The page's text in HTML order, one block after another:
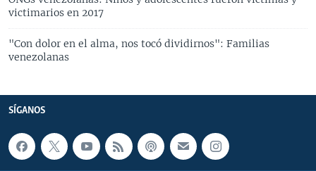
victimarios en 2017
"Con dolor en el alma, nos tocó dividirnos": Familias
venezolanas
SÍGANOS